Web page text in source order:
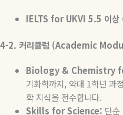
IELTS for UKVI 5.5 이상
4-2. 커리큘럼 (Academic
Biology & Chemistry
기화학까지, 약대 1학년 과
학 지식을 전수합니다.
Skills for Science: 단순